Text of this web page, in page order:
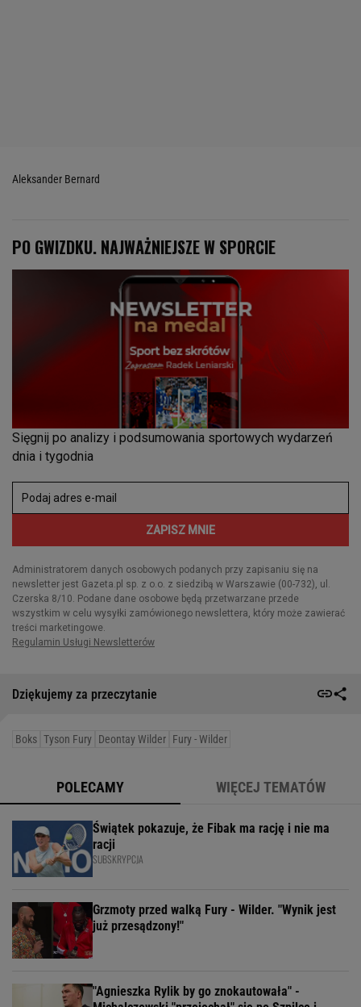
Aleksander Bernard
Dziękujemy za przeczytanie
Boks Tyson Fury Deontay Wilder Fury - Wilder
POLECAMY WIĘCEJ TEMATÓW
Świątek pokazuje, że Fibak ma rację i nie ma
racji
SUBSKRYPCJA
Grzmoty przed walką Fury - Wilder. "Wynik jest
już przesądzony!"
"Agnieszka Rylik by go znokautowała" -